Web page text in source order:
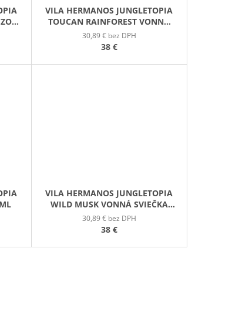
VILA HERMANOS JUNGLETOPIA
TOUCAN RAINFOREST VONNÁ
SVIEČKA 200G
30,89 € bez DPH
38 €
VILA HERMANOS JUNGLETOPIA
WILD MUSK VONNÁ SVIEČKA
200G
30,89 € bez DPH
38 €